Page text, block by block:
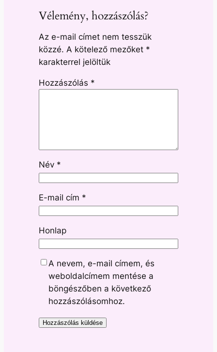
Vélemény, hozzászólás?
Az e-mail címet nem tesszük
közzé. A kötelező mezőket *
karakterrel jelöltük
Hozzászólás *
Név *
E-mail cím *
Honlap
A nevem, e-mail címem, és
weboldalcímem mentése a
böngészőben a következő
hozzászólásomhoz.